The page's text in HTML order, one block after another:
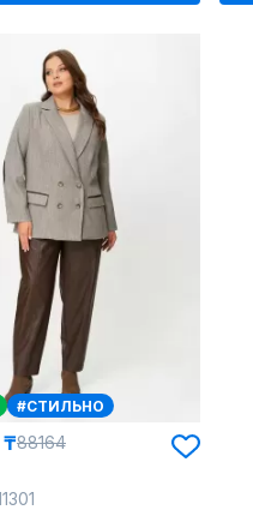
#СТИЛЬНО
₸88164